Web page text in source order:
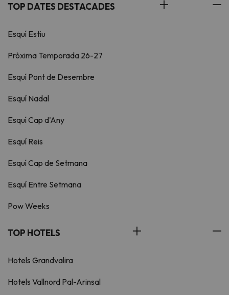
TOP DATES DESTACADES
Esquí Estiu
Pròxima Temporada 26-27
Esquí Pont de Desembre
Esquí Nadal
Esquí Cap d'Any
Esquí Reis
Esquí Cap de Setmana
Esquí Entre Setmana
Pow Weeks
TOP HOTELS
Hotels Grandvalira
Hotels Vallnord Pal-Arinsal